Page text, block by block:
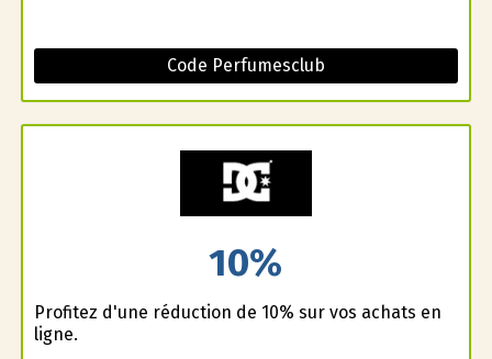
Code Perfumesclub
10%
Profitez d'une réduction de 10% sur vos achats en
ligne.